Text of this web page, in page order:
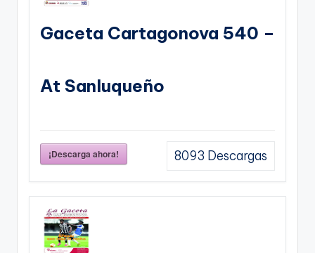
Gaceta Cartagonova 540 –
At Sanluqueño
¡Descarga ahora! 8093 Descargas